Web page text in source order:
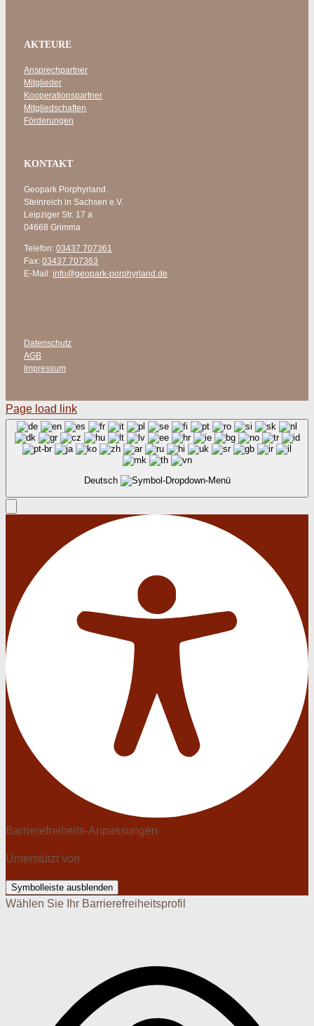
AKTEURE
Ansprechpartner
Mitglieder
Kooperationspartner
Mitgliedschaften
Förderungen
KONTAKT
Geopark Porphyrland.
Steinreich in Sachsen e.V.
Leipziger Str. 17 a
04668 Grimma
Telefon:03437 707361
Fax:03437 707363
E-Mail:info@geopark-porphyrland.de
Datenschutz
AGB
Impressum
Page load link
Deutsch
Barrierefreiheits-Anpassungen
Unterstützt von
Symbolleiste ausblenden
Wählen Sie Ihr Barrierefreiheitsprofil